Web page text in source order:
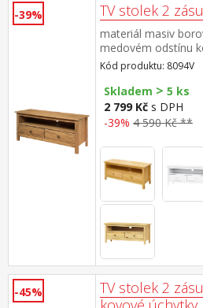
-39% TV stolek 2
materiál masiv
medovém odstínu
provedení černěná
kovovými pojezdy,
doporučené
Kód produktu: 8094V
Skladem > 5 ks
2 799 Kč s DPH
-39% 4 590 Kč **
-45%
TV stolek 2